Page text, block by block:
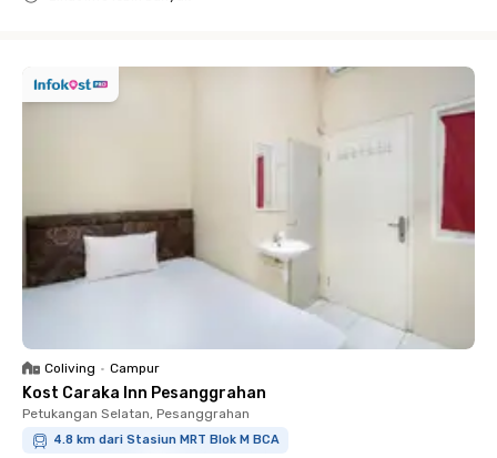
Coliving • Campur
Kost Caraka Inn Pesanggrahan
Petukangan Selatan, Pesanggrahan
4.8 km dari Stasiun MRT Blok M BCA